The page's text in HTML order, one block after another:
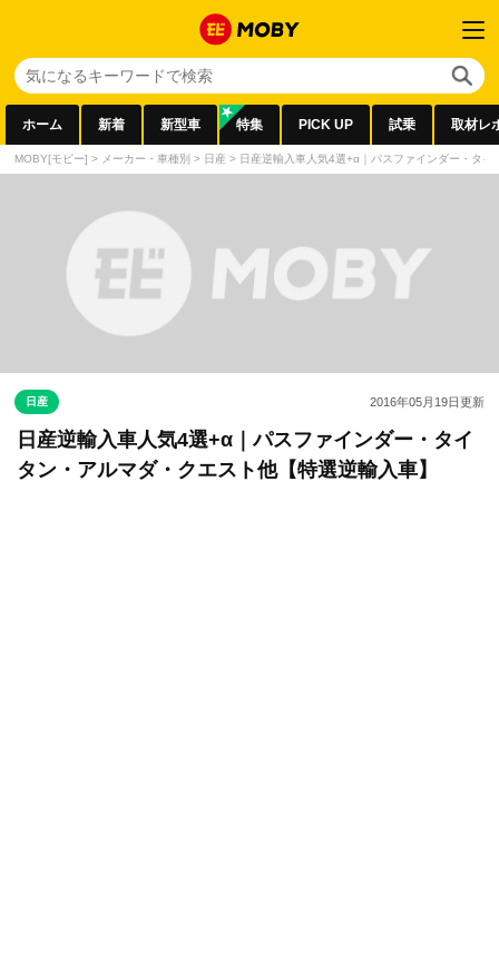
ホーム 新着 新型車 特集 PICK UP 試乗 取材レ
MOBY[モビー] > メーカー・車種別 > 日産 > 日産逆輸入車人気4選+α｜パスファインダー・タ
日産 2016年05月19日更新
日産逆輸入車人気4選+α｜パスファインダー・タイ
タン・アルマダ・クエスト他【特選逆輸入車】